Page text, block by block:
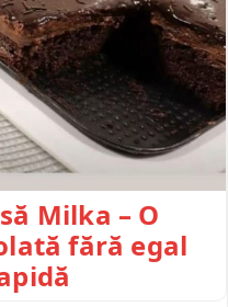
Milka – O
fără egal